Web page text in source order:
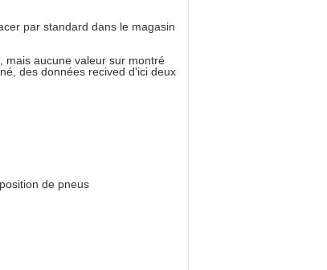
par standard dans le magasin
mais aucune valeur sur montré
des données recived d'ici deux
de pneus